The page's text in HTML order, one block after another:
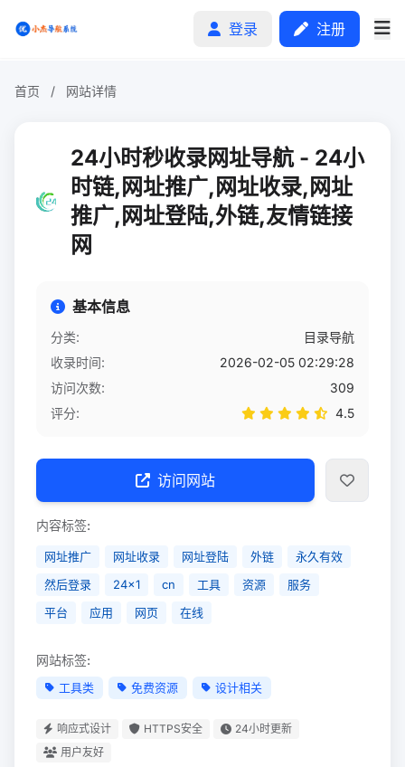
登录 注册
分类排行
申请收录
自助广告
首页 / 网站详情
24小时秒收录网址导航 - 24小
时链,网址推广,网址收录,网址
推广,网址登陆,外链,友情链接
网
基本信息
分类:
目录导航
收录时间:
2026-02-05 02:29:28
访问次数:
309
评分:
4.5
访问网站
内容标签:
网址推广 网址收录 网址登陆 外链
永久有效
然后登录
24x1 cn 工具 资源
服务
平台
应用 网页 在线
网站标签:
工具类 免费资源 设计相关
响应式设计 HTTPS安全
24小时更新
用户友好